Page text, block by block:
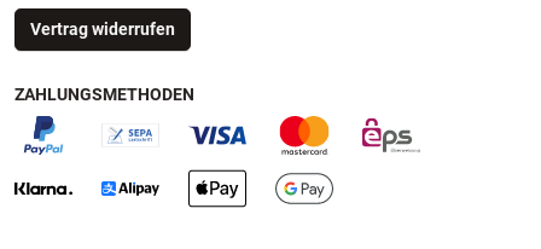
Vertrag widerrufen
ZAHLUNGSMETHODEN